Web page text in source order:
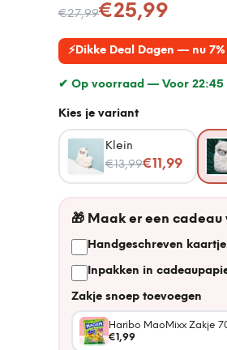
€27,99
Nu voor€25,99
⚡Dikke Deal Dagen — nu
✔ Op voorraad — Voor 22:45
Kies je variant
Klein
€13,99
Nu voor€11,99
🎁 Maak er een cadeau
Handgeschreven
Inpakken in
Zakje snoep toevoegen
Haribo MaoMixx Zakje
€1,99